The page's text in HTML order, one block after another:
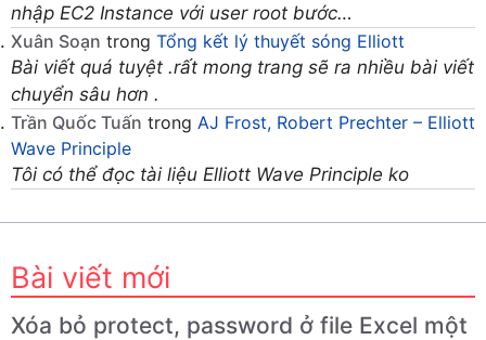
nhập EC2 Instance với user root bước…
Xuân Soạn trong Tổng kết lý thuyết sóng Elliott
Bài viết quá tuyệt .rất mong trang sẽ ra nhiều bài viết
chuyển sâu hơn .
Trần Quốc Tuấn trong AJ Frost, Robert Prechter – Elliott
Wave Principle
Tôi có thể đọc tài liệu Elliott Wave Principle ko
Bài viết mới
Xóa bỏ protect, password ở file Excel một